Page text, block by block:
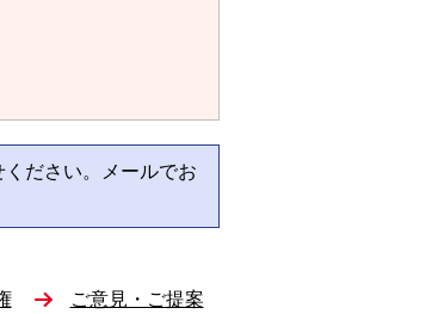
ださい。メールでお
ご意見・ご提案